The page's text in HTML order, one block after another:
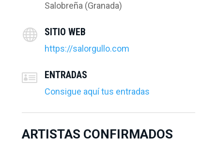
Salobreña (Granada)
 SITIO WEB
https://salorgullo.com
 ENTRADAS
Consigue aquí tus entradas
ARTISTAS CONFIRMADOS